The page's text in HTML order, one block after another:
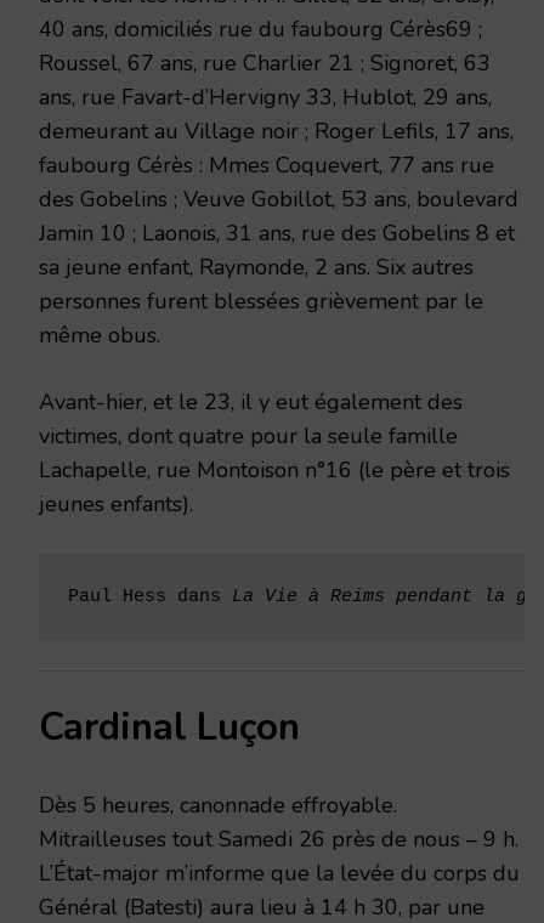
40 ans, domiciliés rue du faubourg Cérès69 ;
Roussel, 67 ans, rue Charlier 21 ; Signoret, 63
ans, rue Favart-d’Hervigny 33, Hublot, 29 ans,
demeurant au Village noir ; Roger Lefils, 17 ans,
faubourg Cérès : Mmes Coquevert, 77 ans rue
des Gobelins ; Veuve Gobillot, 53 ans, boulevard
Jamin 10 ; Laonois, 31 ans, rue des Gobelins 8 et
sa jeune enfant, Raymonde, 2 ans. Six autres
personnes furent blessées grièvement par le
même obus.
Avant-hier, et le 23, il y eut également des
victimes, dont quatre pour la seule famille
Lachapelle, rue Montoison n°16 (le père et trois
jeunes enfants).
Paul Hess dans La Vie à Reims pendant la
Cardinal Luçon
Dès 5 heures, canonnade effroyable.
Mitrailleuses tout Samedi 26 près de nous – 9 h.
L’État-major m’informe que la levée du corps du
Général (Batesti) aura lieu à 14 h 30, par une